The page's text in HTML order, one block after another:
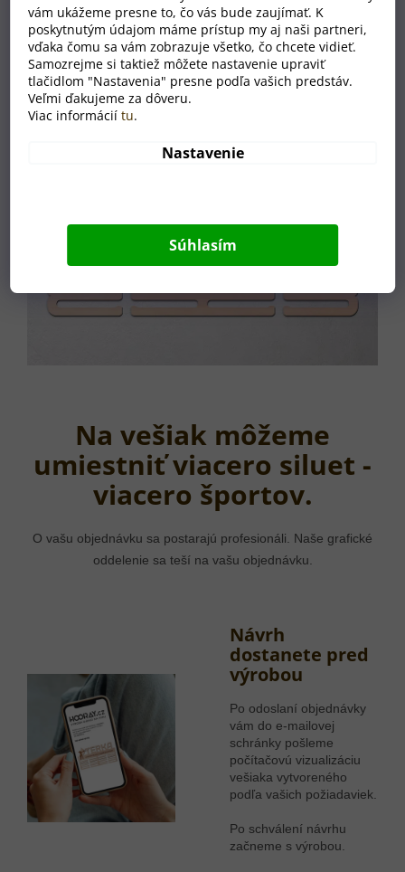
vám ukážeme presne to, čo vás bude zaujímať. K
poskytnutým údajom máme prístup my aj naši partneri,
vďaka čomu sa vám zobrazuje všetko, čo chcete vidieť.
Samozrejme si taktiež môžete nastavenie upraviť
tlačidlom "Nastavenia" presne podľa vašich predstáv.
Veľmi ďakujeme za dôveru.
Viac informáciítu.
Nastavenie
Súhlasím
Na vešiak môžeme
umiestniť viacero siluet -
viacero športov.
O vašu objednávku sa postarajú profesionáli. Naše grafické
oddelenie sa teší na vašu objednávku.
Návrh
dostanete pred
výrobou
Po odoslaní objednávky
vám do e-mailovej
schránky pošleme
počítačovú vizualizáciu
vešiaka vytvoreného
podľa vašich požiadaviek.
Po schválení návrhu
začneme s výrobou.